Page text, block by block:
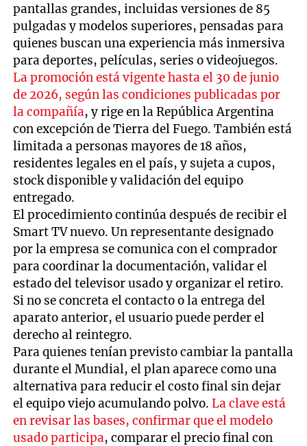
pantallas grandes, incluidas versiones de 85
pulgadas y modelos superiores, pensadas para
quienes buscan una experiencia más inmersiva
para deportes, películas, series o videojuegos.
La promoción está vigente hasta el 30 de junio
de 2026, según las condiciones publicadas por
la compañía, y rige en la República Argentina
con excepción de Tierra del Fuego. También está
limitada a personas mayores de 18 años,
residentes legales en el país, y sujeta a cupos,
stock disponible y validación del equipo
entregado.
El procedimiento continúa después de recibir el
Smart TV nuevo. Un representante designado
por la empresa se comunica con el comprador
para coordinar la documentación, validar el
estado del televisor usado y organizar el retiro.
Si no se concreta el contacto o la entrega del
aparato anterior, el usuario puede perder el
derecho al reintegro.
Para quienes tenían previsto cambiar la pantalla
durante el Mundial, el plan aparece como una
alternativa para reducir el costo final sin dejar
el equipo viejo acumulando polvo.La clave está
en revisar las bases, confirmar que el modelo
usado participa, comparar el precio final con